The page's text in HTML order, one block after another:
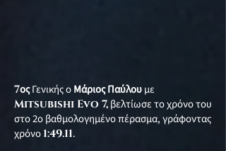
7οςΓενικής οΜάριος Παύλουμε
Mitsubishi Evo 7,βελτίωσε το χρόνο του
στο 2ο βαθμολογημένο πέρασμα, γράφοντας
χρόνο1:49.11.